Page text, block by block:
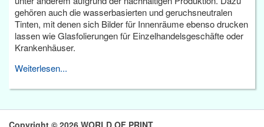
gehören auch die wasserbasierten und geruchsneutralen
Tinten, mit denen sich Bilder für Innenräume ebenso drucken
lassen wie Glasfolierungen für Einzelhandelsgeschäfte oder
Krankenhäuser.
Weiterlesen...